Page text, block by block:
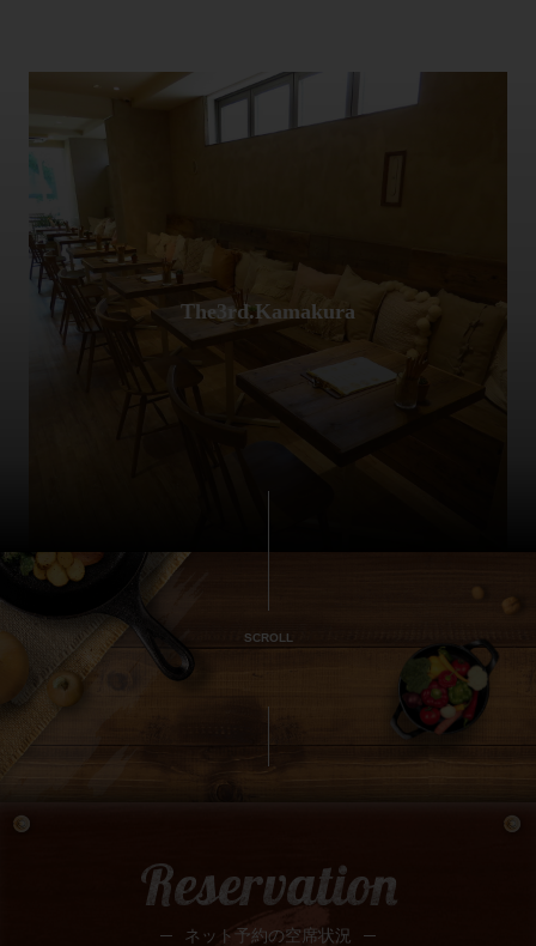
The3rd.Kamakura
SCROLL
Reservation
ネット予約の空席状況